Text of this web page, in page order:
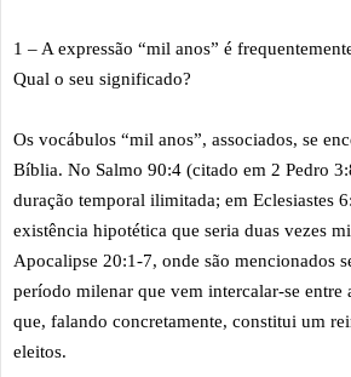
1 – A expressão “mil anos” é
Qual o seu significado?
Os vocábulos “mil anos”, associados, se
Bíblia. No Salmo 90:4 (citado em 2 Pedro
duração temporal ilimitada; em Eclesiastes
existência hipotética que seria duas vezes
Apocalipse 20:1-7, onde são mencionados
período milenar que vem intercalar-se entre
que, falando concretamente, constitui um
eleitos.